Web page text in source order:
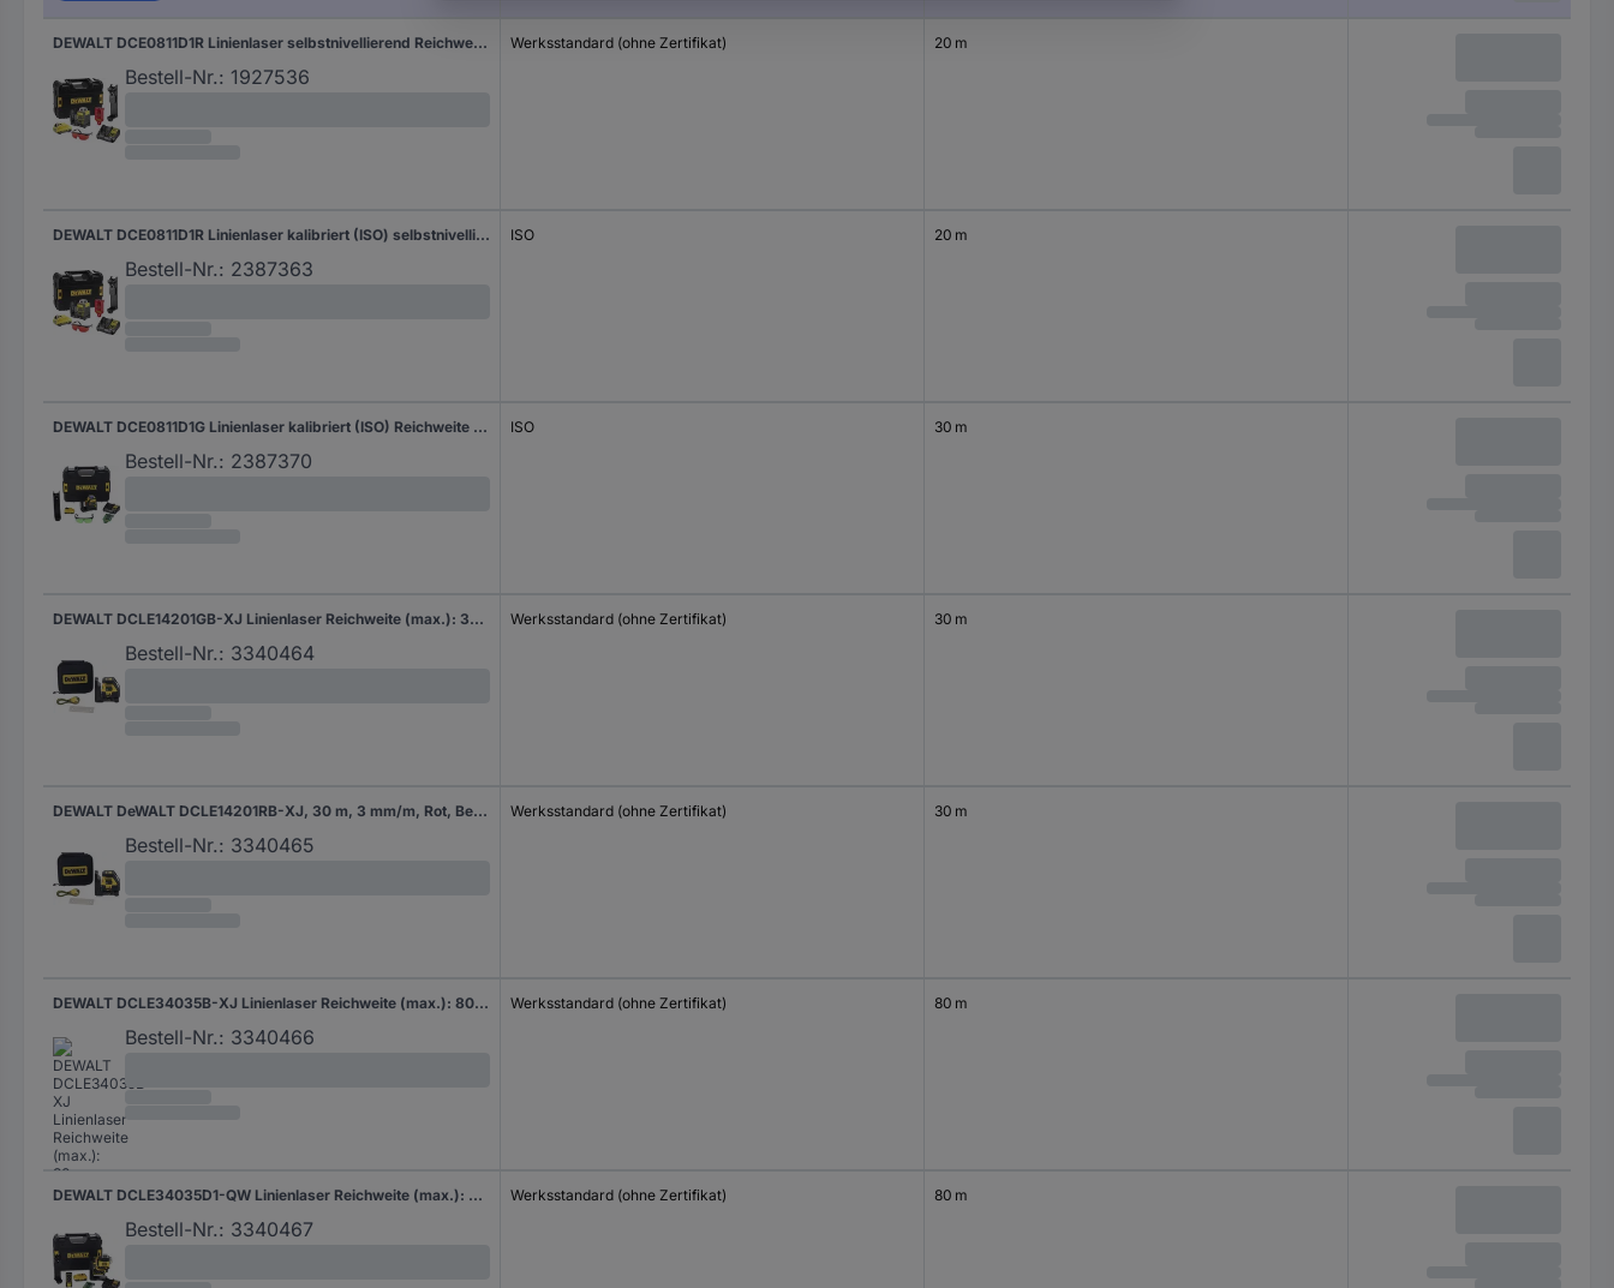
DEWALT DCE0811D1R Linienlaser selbstnivellierend Reichweite (max.): 20 m
Bestell-Nr.: 1927536
Werksstandard (ohne Zertifikat) 20 m
DEWALT DCE0811D1R Linienlaser kalibriert (ISO) selbstnivellierend Reichweite (max.): 20 m
Bestell-Nr.: 2387363
ISO 20 m
DEWALT DCE0811D1G Linienlaser kalibriert (ISO) Reichweite (max.): 30 m
Bestell-Nr.: 2387370
ISO 30 m
DEWALT DCLE14201GB-XJ Linienlaser Reichweite (max.): 30 m
Bestell-Nr.: 3340464
Werksstandard (ohne Zertifikat) 30 m
DEWALT DeWALT DCLE14201RB-XJ, 30 m, 3 mm/m, Rot, Bezugspegel, Gelb, IP65 Linienlaser Reichweite (max.): 30 m
Bestell-Nr.: 3340465
Werksstandard (ohne Zertifikat) 30 m
DEWALT DCLE34035B-XJ Linienlaser Reichweite (max.): 80 m
Bestell-Nr.: 3340466
Werksstandard (ohne Zertifikat) 80 m
DEWALT DCLE34035D1-QW Linienlaser Reichweite (max.): 80 m
Bestell-Nr.: 3340467
Werksstandard (ohne Zertifikat) 80 m